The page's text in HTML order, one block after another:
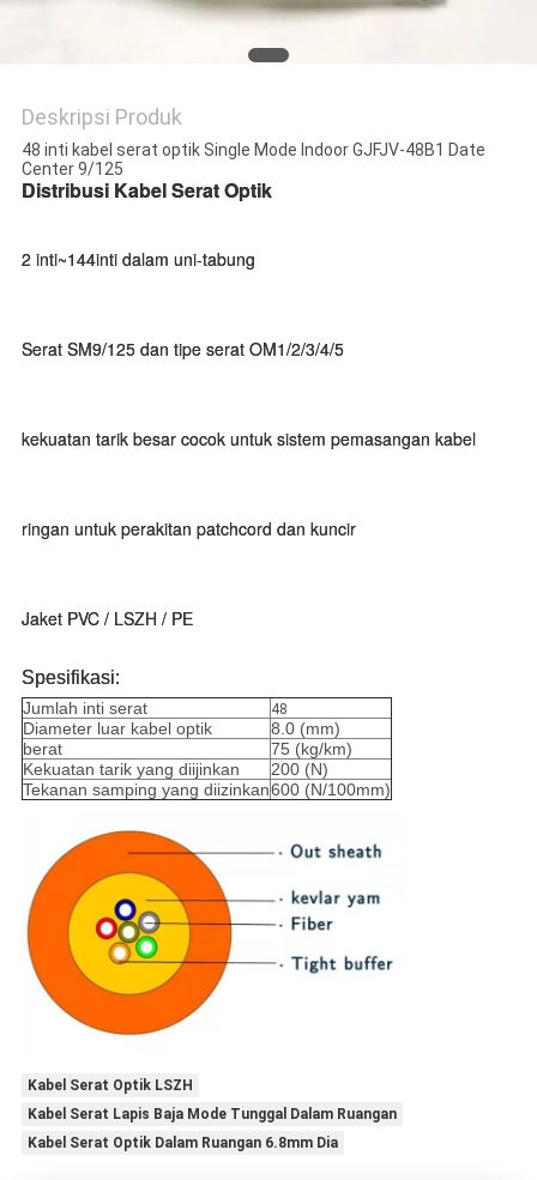
Deskripsi Produk
48 inti kabel serat optik Single Mode Indoor GJFJV-48B1 Date
Center 9/125
Distribusi Kabel Serat Optik
2 inti~144inti dalam uni-tabung
Serat SM9/125 dan tipe serat OM1/2/3/4/5
kekuatan tarik besar cocok untuk sistem pemasangan kabel
ringan untuk perakitan patchcord dan kuncir
Jaket PVC / LSZH / PE
Spesifikasi:
Jumlah inti serat 48
Diameter luar kabel optik
8.0 (mm)
berat
75 (kg/km)
Kekuatan tarik yang diijinkan
200 (N)
Tekanan samping yang diizinkan600 (N/100mm)
Kabel Serat Optik LSZH
Kabel Serat Lapis Baja Mode Tunggal Dalam Ruangan
Kabel Serat Optik Dalam Ruangan 6.8mm Dia